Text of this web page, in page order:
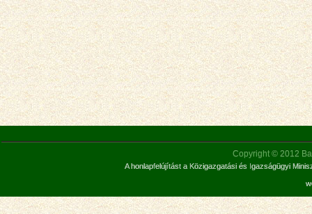
Copyright © 2012
A honlapfelújítást a Közigazgatási és Igazságügyi